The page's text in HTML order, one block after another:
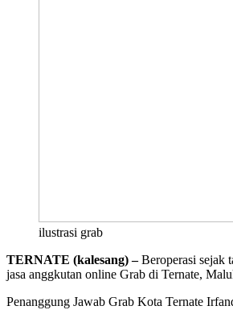
ilustrasi grab
TERNATE (kalesang) –Beroperasi sejak
jasa anggkutan online Grab di Ternate,
Penanggung Jawab Grab Kota Ternate